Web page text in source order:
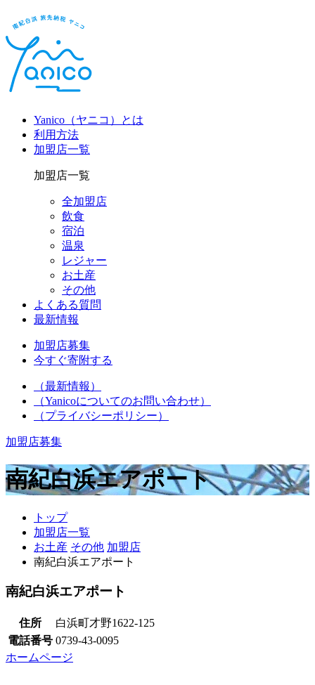
Yanico（ヤニコ）とは
利用方法
加盟店一覧
加盟店一覧
全加盟店
飲食
宿泊
温泉
レジャー
お土産
その他
よくある質問
最新情報
加盟店募集
今すぐ寄附する
（最新情報）
（Yanicoについてのお問い合わせ）
（プライバシーポリシー）
加盟店募集
南紀白浜エアポート
トップ
加盟店一覧
お土産 その他 加盟店
南紀白浜エアポート
南紀白浜エアポート
住所
白浜町才野1622-125
電話番号 0739-43-0095
ホームページ